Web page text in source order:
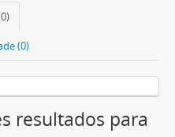
(0)
resultados para